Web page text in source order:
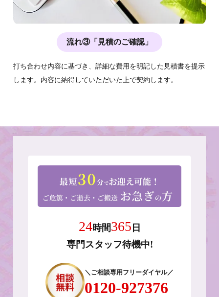
流れ③「見積のご確認」
打ち合わせ内容に基づき、詳細な費用を明記した見積書を提示
します。内容に納得していただいた上で契約します。
24時間365 日
専門スタッフ待機中!
＼ご相談専用フリーダイヤル／
0120-927376